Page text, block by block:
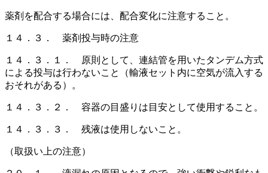
薬剤を配合する場合には、配合変化に注意すること。
１４．３． 薬剤投与時の注意
１４．３．１． 原則として、連結管を用いたタンデム方式
による投与は行わないこと（輸液セット内に空気が流入する
おそれがある）。
１４．３．２． 容器の目盛りは目安として使用すること。
１４．３．３． 残液は使用しないこと。
（取扱い上の注意）